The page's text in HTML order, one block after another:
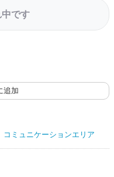
です
追加
コミュニケーションエリア